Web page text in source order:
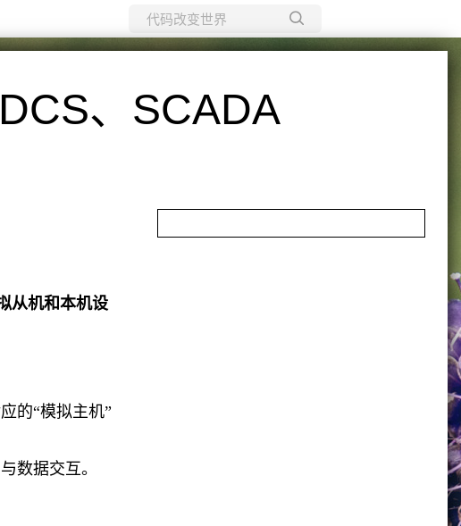
所有博客
、SCADA
从机和本机设
的“模拟主机”
数据交互。